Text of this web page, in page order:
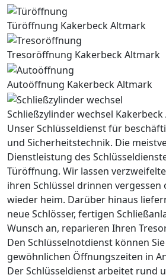
Türöffnung Kakerbeck Altmark
Tresoröffnung Kakerbeck Altmark
Autoöffnung Kakerbeck Altmark
Schließzylinder wechsel
Unser Schlüsseldienst für
und Sicherheitstechnik. Die
Dienstleistung des
Türöffnung. Wir lassen
ihren Schlüssel drinnen
wieder heim. Darüber hinaus
neue Schlösser, fertigen
Wunsch an, reparieren Ihren
Den Schlüsselnotdienst können
gewöhnlichen Öffnungszeiten in
Der Schlüsseldienst arbeitet rund